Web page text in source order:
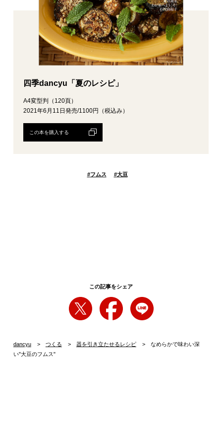
四季dancyu「夏のレシピ」
A4変型判（120頁）
2021年6月11日発売/1100円（税込み）
この本を購入する
#フムス #大豆
この記事をシェア
dancyu つくる 器を引き立たせるレシピ
なめらかで味わい深
い"大豆のフムス"